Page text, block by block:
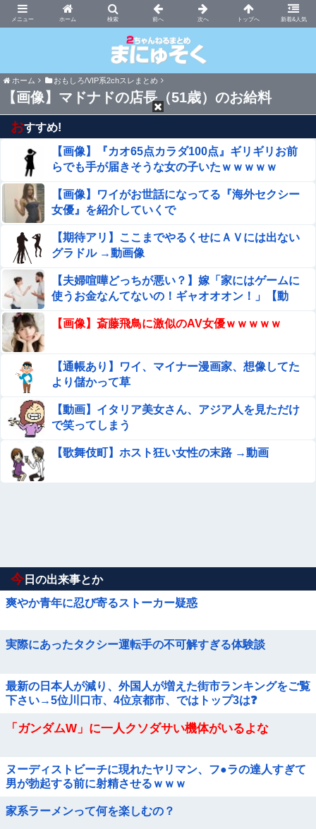
ホーム 新着&人気
まにゅそく 2chまとめニュース速報VIP
ホーム おもしろ/VIP系2chスレまとめ
【画像】マドナドの店長（51歳）のお給料
おすすめ!
【画像】『カオ65点カラダ100点』ギリギリお前
らでも手が届きそうな女の子いたｗｗｗｗｗ
【画像】ワイがお世話になってる『海外セクシー
女優』を紹介していくで
【期待アリ】ここまでやるくせにＡＶには出ない
グラドル →動画像
【夫婦喧嘩どっちが悪い？】嫁「家にはゲームに
使うお金なんてないの！ギャオオオン！」【動
【画像】斎藤飛鳥に激似のAV女優ｗｗｗｗｗ
【通帳あり】ワイ、マイナー漫画家、想像してた
より儲かって草
【動画】イタリア美女さん、アジア人を見ただけ
で笑ってしまう
【歌舞伎町】ホスト狂い女性の末路 →動画
今 日の出来事とか
爽やか青年に忍び寄るストーカー疑惑
実際にあったタクシー運転手の不可解すぎる体験談
最新の日本人が減り、外国人が増えた街市ランキングをご覧
下さい→5位川口市、4位京都市、ではトップ3は❓
「ガンダムW」に一人クソダサい機体がいるよな
ヌーディストビーチに現れたヤリマン、フ●ラの達人すぎて
男が勃起する前に射精させるｗｗｗ
家系ラーメンって何を楽しむの？